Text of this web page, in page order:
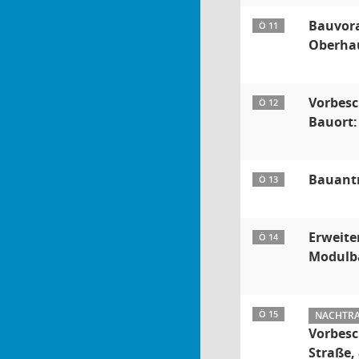
Ö 11
Ö 12
Bauort:
Ö 13
Ö 14
Ö 15
Straße,